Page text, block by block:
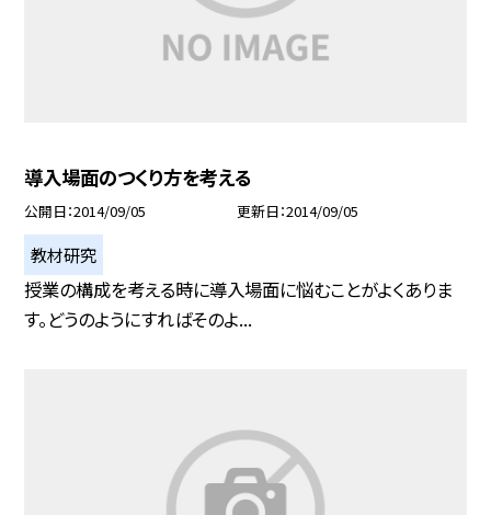
導入場面のつくり方を考える
公開日 2014/09/05 更新日 2014/09/05
教材研究
授業の構成を考える時に導入場面に悩むことがよくありま
す。どうのようにすればそのよ...